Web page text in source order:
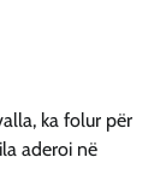
ka folur për
aderoi në